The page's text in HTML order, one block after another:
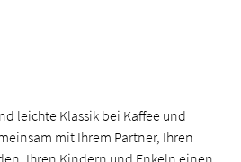
leichte Klassik bei Kaffee und
mit Ihrem Partner, Ihren
Ihren Kindern und Enkeln einen